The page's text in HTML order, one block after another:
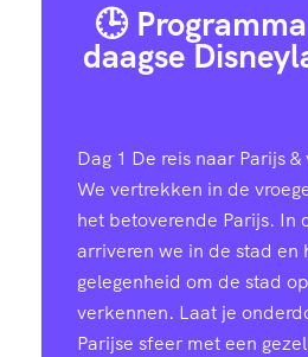
🕒
daagse
Dag 1 De reis naar Parijs
We vertrekken in de
het betoverende Parijs. In
arriveren we in de stad en
gelegenheid om de stad
verkennen. Laat je
Parijse sfeer met een